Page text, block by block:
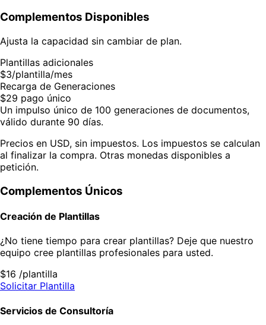
Complementos Disponibles
Ajusta la capacidad sin cambiar de plan.
Plantillas adicionales
$3/plantilla/mes
Recarga de Generaciones
$29 pago único
Un impulso único de 100 generaciones de documentos,
válido durante 90 días.
Precios en USD, sin impuestos. Los impuestos se calculan
al finalizar la compra. Otras monedas disponibles a
petición.
Complementos Únicos
Creación de Plantillas
¿No tiene tiempo para crear plantillas? Deje que nuestro
equipo cree plantillas profesionales para usted.
$16 /plantilla
Solicitar Plantilla
Servicios de Consultoría